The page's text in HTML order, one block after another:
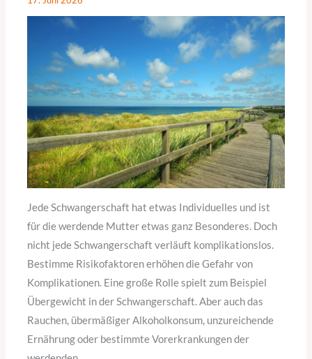
Jede Schwangerschaft hat etwas Individuelles und ist
für die werdende Mutter etwas ganz Besonderes. Doch
nicht jede Schwangerschaft verläuft komplikationslos.
Bestimme Risikofaktoren erhöhen die Gefahr von
Komplikationen. Eine große Rolle spielt zum Beispiel
Übergewicht in der Schwangerschaft. Aber auch das
Rauchen, übermäßiger Alkoholkonsum, unzureichende
Ernährung oder bestimmte Vorerkrankungen der